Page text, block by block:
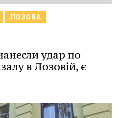
ЛОЗОВА
удар по
в Лозовій, є